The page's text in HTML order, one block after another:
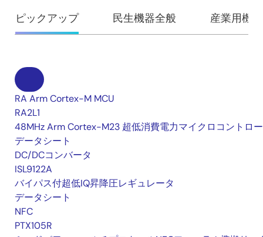
ピックアップ 民生機器全般 産業用機器
RA Arm Cortex-M MCU
RA2L1
48MHz Arm Cortex-M23 超低消費電力マイクロコントロ
データシート
DC/DCコンバータ
ISL9122A
バイパス付超低IQ昇降圧レギュレータ
データシート
NFC
PTX105R